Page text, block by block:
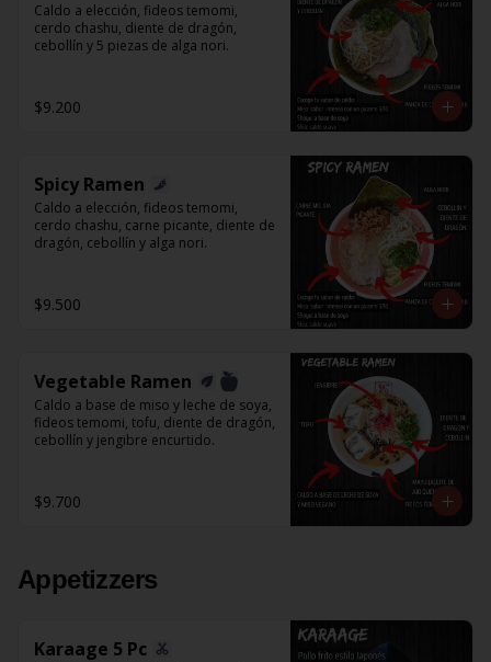
Caldo a elección, fideos temomi,
cerdo chashu, diente de dragón,
cebollín y 5 piezas de alga nori.
$9.200
Spicy Ramen
Caldo a elección, fideos temomi,
cerdo chashu, carne picante, diente de
dragón, cebollín y alga nori.
$9.500
Vegetable Ramen
Caldo a base de miso y leche de soya,
fideos temomi, tofu, diente de dragón,
cebollín y jengibre encurtido.
$9.700
Appetizzers
Karaage 5 Pc